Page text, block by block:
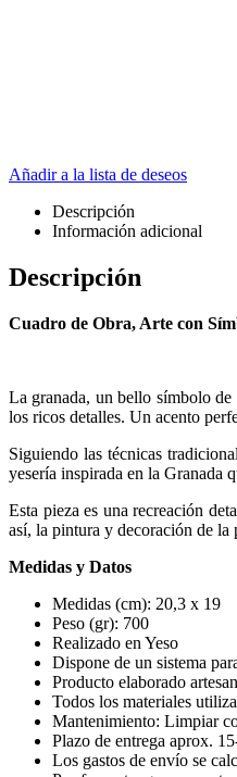
Añadir a la lista de deseos
Descripción
Información adicional
Descripción
Cuadro de Obra, Arte con
La granada, un bello símbolo
los ricos detalles. Un acento
Siguiendo las técnicas
yesería inspirada en la Granada
Esta pieza es una recreación
así, la pintura y decoración de la
Medidas y Datos
Medidas (cm): 20,3 x 19
Peso (gr): 700
Realizado en Yeso
Dispone de un sistema
Producto elaborado
Todos los materiales
Mantenimiento: Limpiar
Plazo de entrega aprox.
Los gastos de envío se